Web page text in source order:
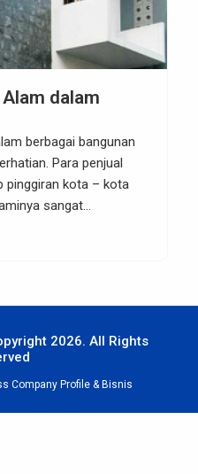
dalam
berbagai bangunan
Para penjual
pinggiran kota – kota
sangat
yang adem untuk
tarik utama batu alam.
2026. All Rights
Company Profile & Bisnis